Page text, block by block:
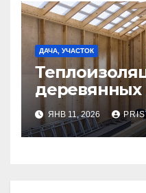
ДАЧА, УЧАСТОК
ЯНВ 11, 2026